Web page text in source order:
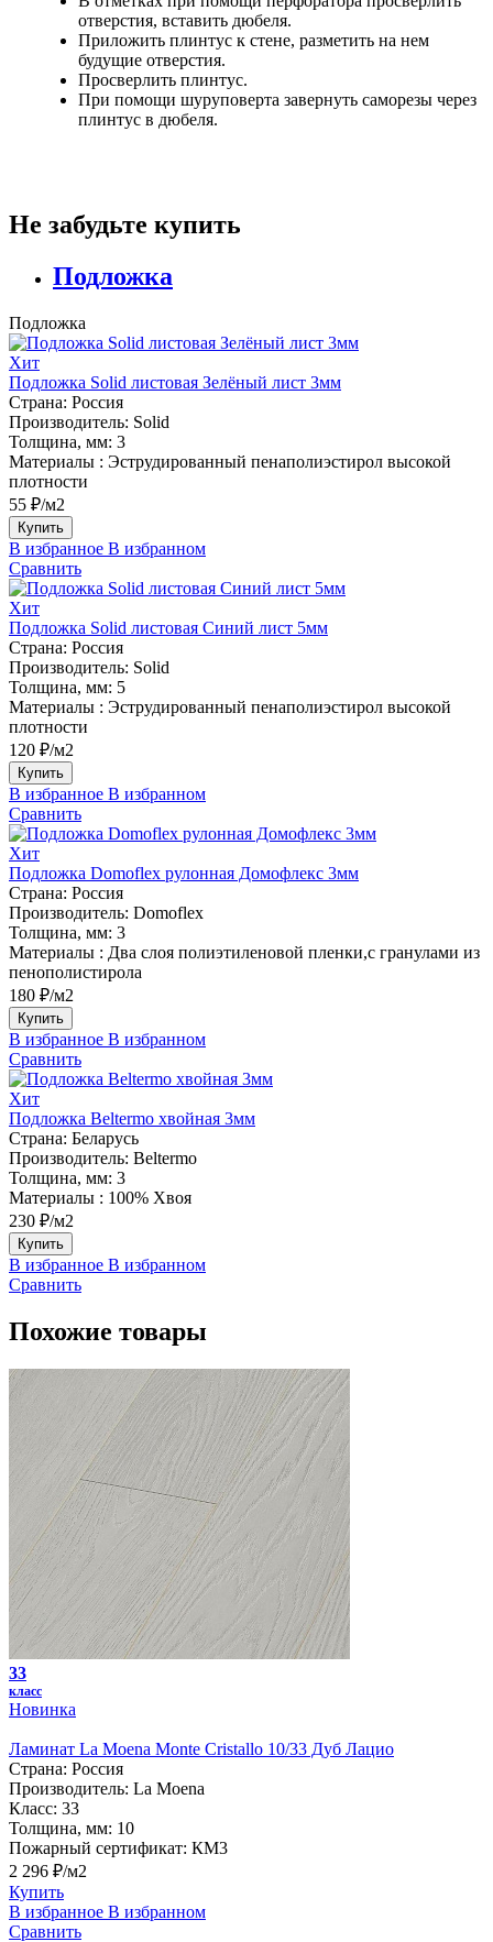
отверстия, вставить дюбеля.
Приложить плинтус к стене, разметить на нем
будущие отверстия.
Просверлить плинтус.
При помощи шуруповерта завернуть саморезы через
плинтус в дюбеля.
Не забудьте купить
Подложка
Подложка
Хит
Подложка Solid листовая Зелёный лист 3мм
Страна: Россия
Производитель: Solid
Толщина, мм: 3
Материалы : Эструдированный пенаполиэстирол высокой
плотности
55 ₽/м2
Купить
В избранное В избранном
Сравнить
Хит
Подложка Solid листовая Синий лист 5мм
Страна: Россия
Производитель: Solid
Толщина, мм: 5
Материалы : Эструдированный пенаполиэстирол высокой
плотности
120 ₽/м2
Купить
В избранное В избранном
Сравнить
Хит
Подложка Domoflex рулонная Домофлекс 3мм
Страна: Россия
Производитель: Domoflex
Толщина, мм: 3
Материалы : Два слоя полиэтиленовой пленки,с гранулами из
пенополистирола
180 ₽/м2
Купить
В избранное В избранном
Сравнить
Хит
Подложка Beltermo хвойная 3мм
Страна: Беларусь
Производитель: Beltermo
Толщина, мм: 3
Материалы : 100% Хвоя
230 ₽/м2
Купить
В избранное В избранном
Сравнить
Похожие товары
33
класс
Новинка
Ламинат La Moena Monte Cristallo 10/33 Дуб Лацио
Страна: Россия
Производитель: La Moena
Класс: 33
Толщина, мм: 10
Пожарный сертификат: КМ3
2 296 ₽/м2
Купить
В избранное В избранном
Сравнить